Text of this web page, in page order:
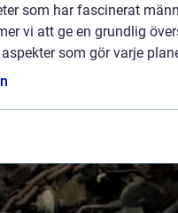
som har fascinerat
vi att ge en grundlig
som gör varje